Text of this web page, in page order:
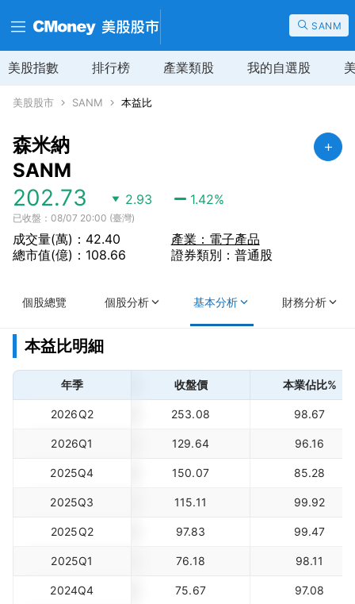
SANM
美股指數 排行榜 產業類股 我的自選股
美股股市 SANM 本益比
森米納
SANM
202.73 2.93 1.42%
已收盤：08/07 20:00 (臺灣)
成交量(萬)：42.40
總市值(億)：108.66
產業：電子產品
證券類別：普通股
個股總覽 個股分析 基本分析 財務分析
本益比明細
年季 收盤價 本業佔比%
2026Q2 253.08 98.67
2026Q1 129.64 96.16
2025Q4 150.07 85.28
2025Q3 115.11 99.92
2025Q2 97.83 99.47
2025Q1 76.18 98.11
2024Q4 75.67 97.08